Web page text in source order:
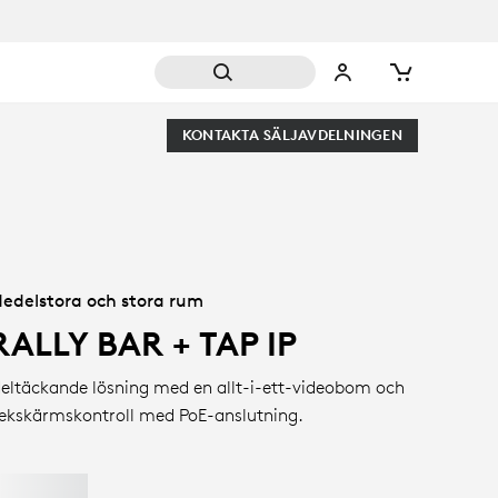
KONTAKTA SÄLJAVDELNINGEN
och stora rum
BAR + TAP IP
lösning med en allt-i-ett-videobom och
med PoE-anslutning.